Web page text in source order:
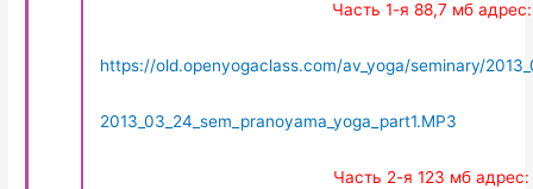
Часть 1-я 88,7 мб адрес:
https://old.openyogaclass.com/av_yoga/seminary/
2013_03_24_sem_pranoyama_yoga_part1.MP3
Часть 2-я 123 мб адрес: